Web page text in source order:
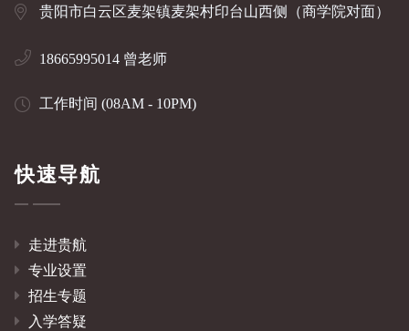
贵阳市白云区麦架镇麦架村印台山西侧（商学院对面）
18665995014 曾老师
工作时间 (08AM - 10PM)
快速导航
走进贵航
专业设置
招生专题
入学答疑